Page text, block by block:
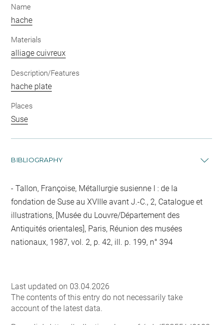
Name
hache
Materials
alliage cuivreux
Description/Features
hache plate
Places
Suse
BIBLIOGRAPHY
Tallon, Françoise, Métallurgie susienne I : de la
fondation de Suse au XVIIIe avant J.-C., 2, Catalogue et
illustrations, [Musée du Louvre/Département des
Antiquités orientales], Paris, Réunion des musées
nationaux, 1987, vol. 2, p. 42, ill. p. 199, n° 394
Last updated on 03.04.2026
The contents of this entry do not necessarily take
account of the latest data.